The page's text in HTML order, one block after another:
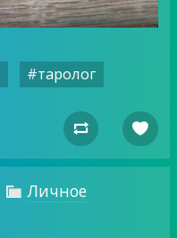
#таролог
 
 Личное